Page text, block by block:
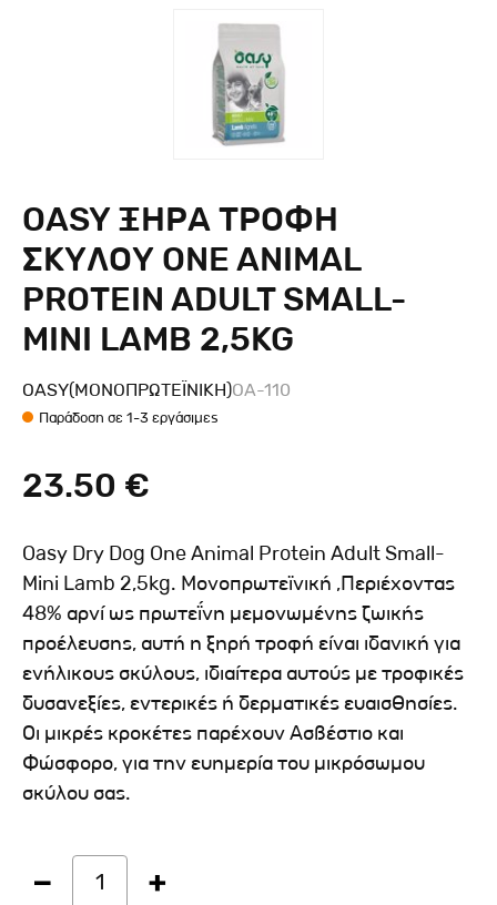
OASY ΞΗΡΑ ΤΡΟΦΗ
ΣΚΥΛΟΥ ONE ANIMAL
PROTEIN ADULT SMALL-
MINI LAMB 2,5KG
OASY(ΜΟΝΟΠΡΩΤΕΪΝΙΚΉ)OA-110
Παράδοση σε 1-3 εργάσιμες
23.50 €
Oasy Dry Dog One Animal Protein Adult Small-
Mini Lamb 2,5kg. Μονοπρωτεϊνική ,Περιέχοντας
48% αρνί ως πρωτεΐνη μεμονωμένης ζωικής
προέλευσης, αυτή η ξηρή τροφή είναι ιδανική για
ενήλικους σκύλους, ιδιαίτερα αυτούς με τροφικές
δυσανεξίες, εντερικές ή δερματικές ευαισθησίες.
Οι μικρές κροκέτες παρέχουν Ασβέστιο και
Φώσφορο, για την ευημερία του μικρόσωμου
σκύλου σας.
1